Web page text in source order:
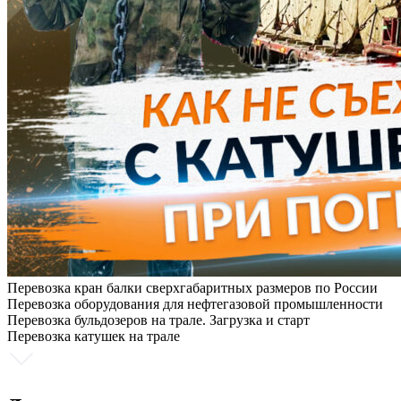
Перевозка кран балки сверхгабаритных размеров по России
Перевозка оборудования для нефтегазовой промышленности
Перевозка бульдозеров на трале. Загрузка и старт
Перевозка катушек на трале